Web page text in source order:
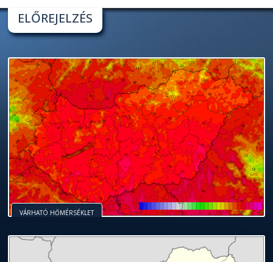
ELŐREJELZÉS
VÁRHATÓ HŐMÉRSÉKLET